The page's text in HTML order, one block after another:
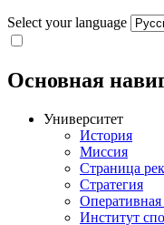
Select your language
Основная
Университет
История
Миссия
Страница
Стратегия
Институт